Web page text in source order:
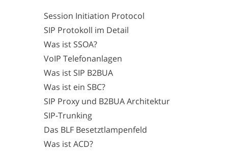
Session Initiation Protocol
SIP Protokoll im Detail
Was ist SSOA?
VoIP Telefonanlagen
Was ist SIP B2BUA
Was ist ein SBC?
SIP Proxy und B2BUA Architektur
SIP-Trunking
Das BLF Besetztlampenfeld
Was ist ACD?